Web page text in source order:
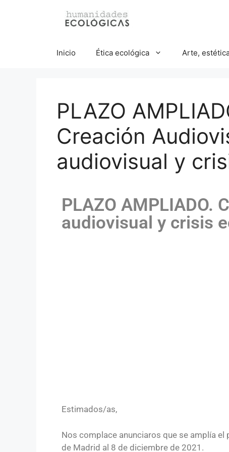
Inicio Ética ecológica Arte,
PLAZO
Creación
audiovisual y
PLAZO AMPLIADO.
audiovisual y crisis
Estimados/as,
Nos complace anunciaros que se amplía
de Madrid al 8 de diciembre de 2021.